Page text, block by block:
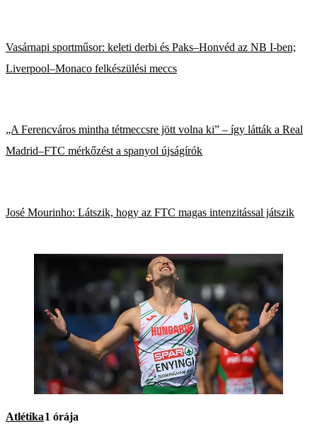
Vasárnapi sportműsor: keleti derbi és Paks–Honvéd az NB I-ben;
Liverpool–Monaco felkészülési meccs
„A Ferencváros mintha tétmeccsre jött volna ki” – így látták a Real
Madrid–FTC mérkőzést a spanyol újságírók
José Mourinho: Látszik, hogy az FTC magas intenzitással játszik
Atlétika1 órája